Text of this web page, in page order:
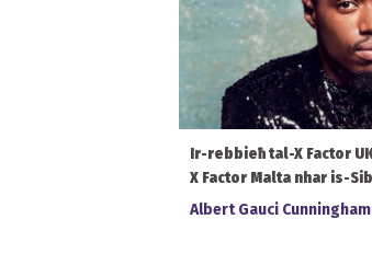
Ir-rebbieħ tal-X Factor
X Factor Malta nhar is-
Albert Gauci Cunningham